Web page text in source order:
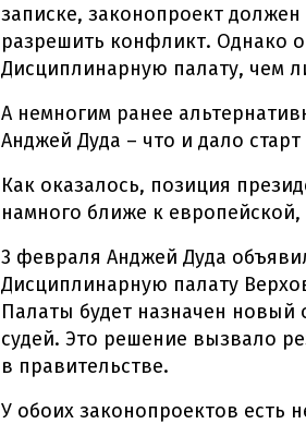
записке, законопроект
разрешить конфликт. Однако
Дисциплинарную палату, чем
А немногим ранее
Анджей Дуда – что и дало
Как оказалось, позиция
намного ближе к
3 февраля Анджей Дуда
Дисциплинарную палату
Палаты будет назначен новый
судей. Это решение вызвало
в правительстве.
У обоих законопроектов есть